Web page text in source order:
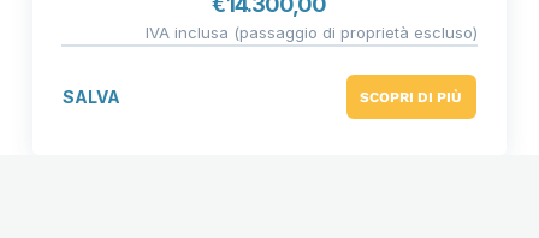
IVA inclusa (passaggio di proprietà escluso)
SALVA SCOPRI DI PIÙ